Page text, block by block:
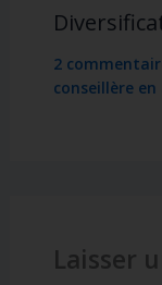
2
conseillère
Laisser